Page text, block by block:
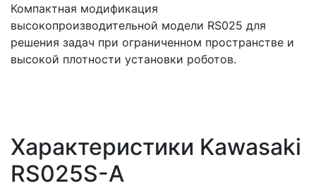
Компактная модификация
высокопроизводительной модели RS025 для
решения задач при ограниченном пространстве и
высокой плотности установки роботов.
Характеристики Kawasaki
RS025S-A